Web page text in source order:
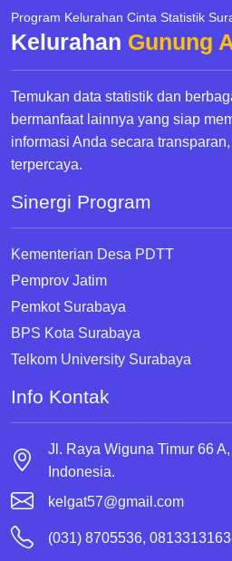
Program Kelurahan Cinta Statistik
Kelurahan Gunung
Temukan data statistik dan
bermanfaat lainnya yang siap
informasi Anda secara
terpercaya.
Sinergi Program
Kementerian Desa PDTT
Pemprov Jatim
Pemkot Surabaya
BPS Kota Surabaya
Telkom University Surabaya
Info Kontak
Jl. Raya Wiguna Timur 66
Indonesia.
kelgat57@gmail.com
(031) 8705536,